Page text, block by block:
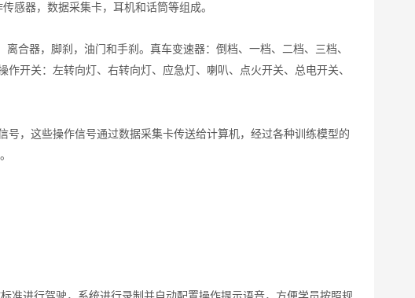
感器，数据采集卡，耳机和话筒等组成。
合器，脚刹，油门和手刹。真车变速器：倒档、一档、二档、三档、
开关：左转向灯、右转向灯、应急灯、喇叭、点火开关、总电开关、
，这些操作信号通过数据采集卡传送给计算机，经过各种训练模型的